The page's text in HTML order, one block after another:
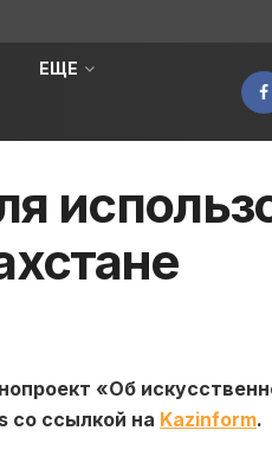
ЕЩЕ
«Об
со ссылкой на Kazinform.